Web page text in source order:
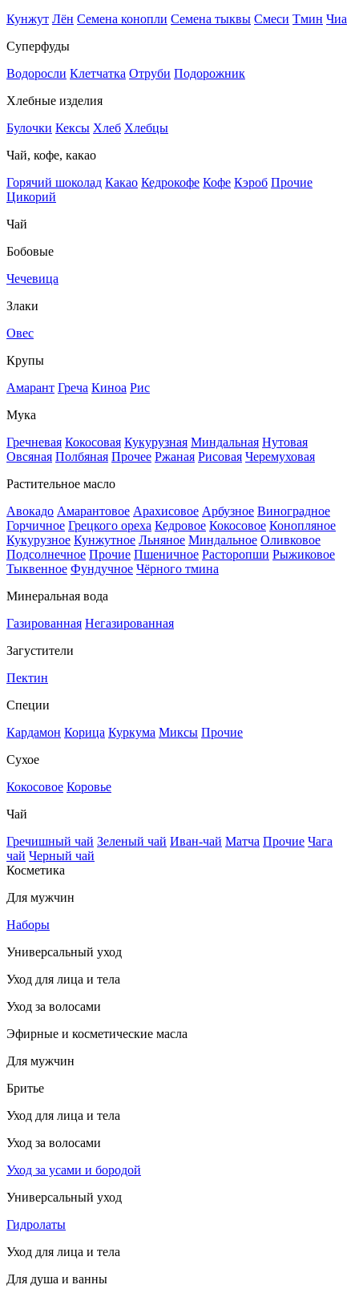
Кунжут Лён Семена конопли Семена тыквы Смеси Тмин Чиа
Суперфуды
Водоросли Клетчатка Отруби Подорожник
Хлебные изделия
Булочки Кексы Хлеб Хлебцы
Чай, кофе, какао
Горячий шоколад Какао Кедрокофе Кофе Кэроб Прочие
Цикорий
Чай
Бобовые
Чечевица
Злаки
Овес
Крупы
Амарант Греча Киноа Рис
Мука
Гречневая Кокосовая Кукурузная Миндальная Нутовая
Овсяная Полбяная Прочее Ржаная Рисовая Черемуховая
Растительное масло
Авокадо Амарантовое Арахисовое Арбузное Виноградное
Горчичное Грецкого ореха Кедровое Кокосовое Конопляное
Кукурузное Кунжутное Льняное Миндальное Оливковое
Подсолнечное Прочие Пшеничное Расторопши Рыжиковое
Тыквенное Фундучное Чёрного тмина
Минеральная вода
Газированная Негазированная
Загустители
Пектин
Специи
Кардамон Корица Куркума Миксы Прочие
Сухое
Кокосовое Коровье
Чай
Гречишный чай Зеленый чай Иван-чай Матча Прочие Чага
чай Черный чай
Косметика
Для мужчин
Наборы
Универсальный уход
Уход для лица и тела
Уход за волосами
Эфирные и косметические масла
Для мужчин
Бритье
Уход для лица и тела
Уход за волосами
Уход за усами и бородой
Универсальный уход
Гидролаты
Уход для лица и тела
Для душа и ванны